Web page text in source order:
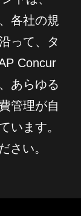
各社の規
って、タ
Concur
あらゆる
管理が自
います。
さい。